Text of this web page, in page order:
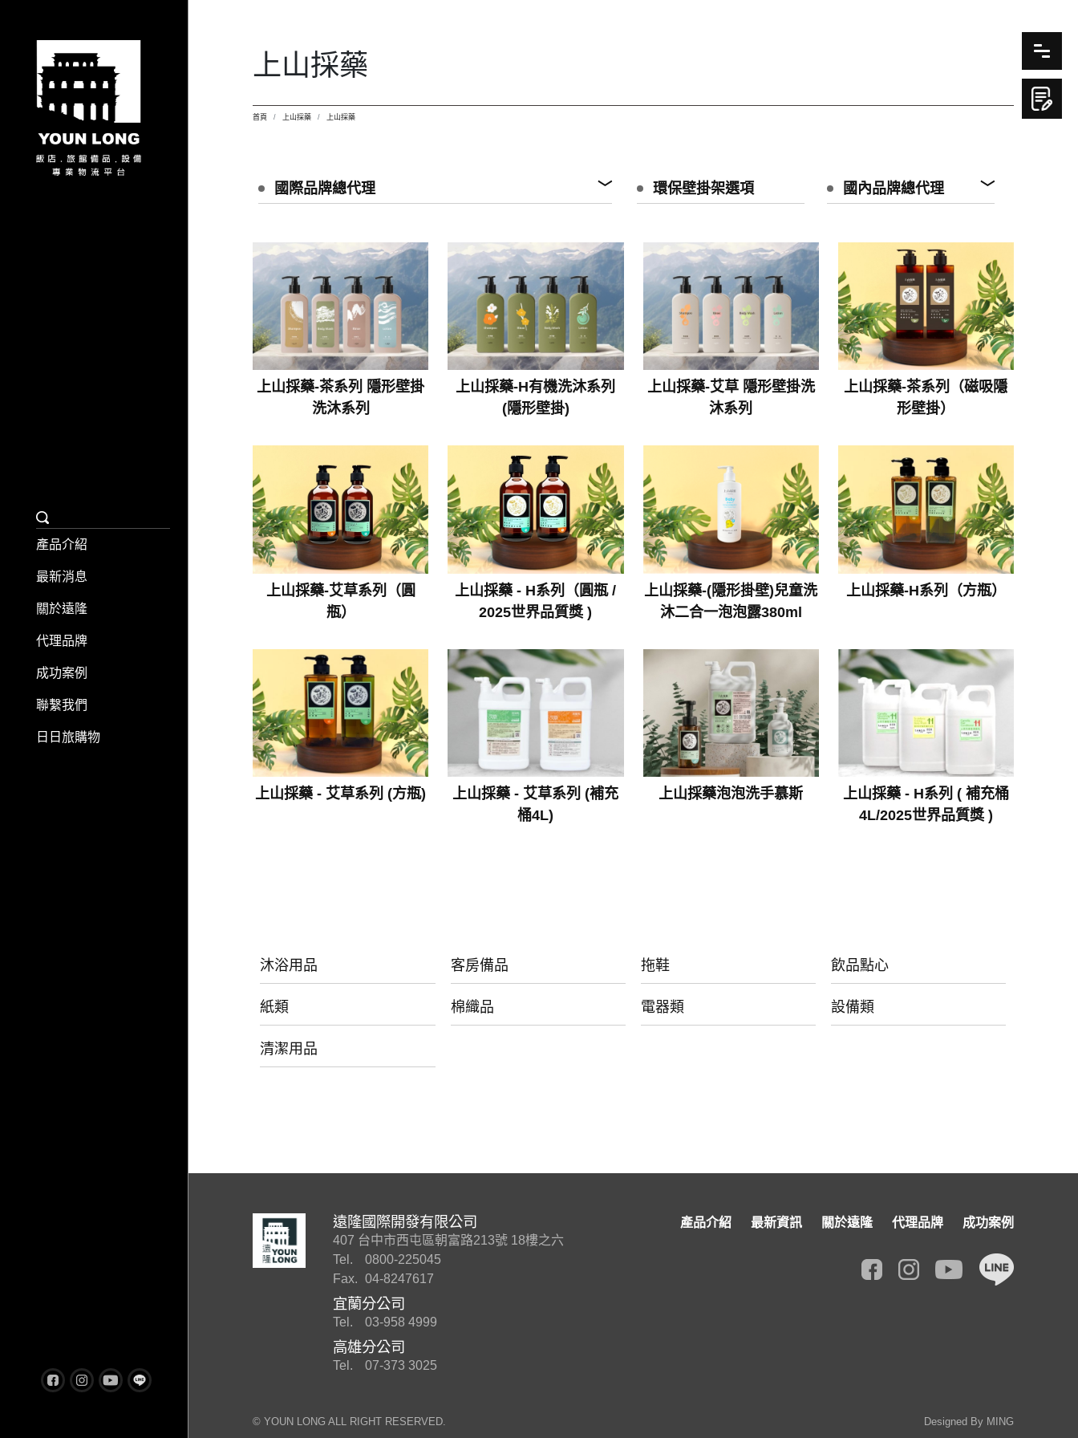
產品介紹
最新消息
關於遠隆
代理品牌
成功案例
聯繫我們
日日旅購物
上山採藥
首頁 上山採藥 上山採藥
國際品牌總代理 環保壁掛架選項 國內品牌總代理
上山採藥-茶系列 隱形壁掛
洗沐系列
上山採藥-H有機洗沐系列
(隱形壁掛)
上山採藥-艾草 隱形壁掛洗
沐系列
上山採藥-茶系列（磁吸隱
形壁掛）
上山採藥-艾草系列（圓
瓶）
上山採藥 - H系列（圓瓶 /
2025世界品質獎 )
上山採藥-(隱形掛壁)兒童洗
沐二合一泡泡露380ml
上山採藥-H系列（方瓶）
上山採藥 - 艾草系列 (方瓶)
上山採藥 - 艾草系列 (補充
桶4L)
上山採藥泡泡洗手慕斯
上山採藥 - H系列 ( 補充桶
4L/2025世界品質獎 )
沐浴用品 客房備品 拖鞋 飲品點心
紙類 棉織品 電器類 設備類
清潔用品
遠隆國際開發有限公司
407 台中市西屯區朝富路213號 18樓之六
Tel.
0800-225045
Fax. 04-8247617
宜蘭分公司
Tel. 03-958 4999
高雄分公司
Tel. 07-373 3025
產品介紹 最新資訊 關於遠隆 代理品牌 成功案例
©︎ YOUN LONG ALL RIGHT RESERVED. Designed By MING